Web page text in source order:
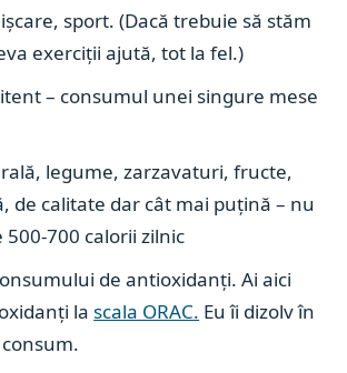
sport. (Dacă trebuie să stăm
exerciții ajută, tot la fel.)
– consumul unei singure mese
legume, zarzavaturi, fructe,
de calitate dar cât mai puțină – nu
700 calorii zilnic
de antioxidanți. Ai aici
lascala ORAC. Eu îi dizolv în